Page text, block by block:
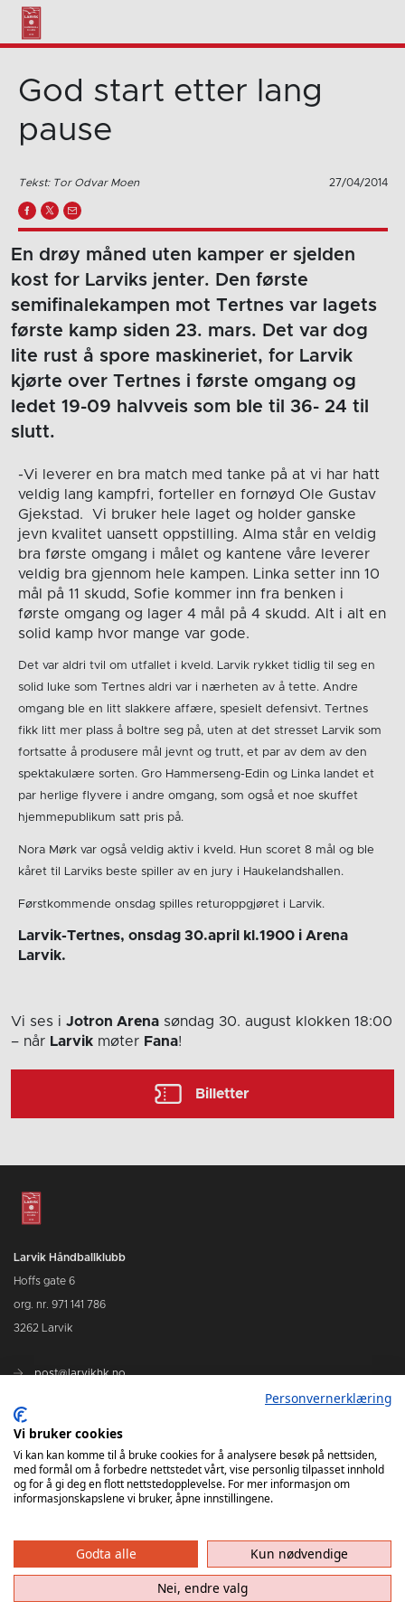
God start etter lang
pause
Tekst: Tor Odvar Moen 27/04/2014
En drøy måned uten kamper er sjelden
kost for Larviks jenter. Den første
semifinalekampen mot Tertnes var lagets
første kamp siden 23. mars. Det var dog
lite rust å spore maskineriet, for Larvik
kjørte over Tertnes i første omgang og
ledet 19-09 halvveis som ble til 36- 24 til
slutt.
-Vi leverer en bra match med tanke på at vi har hatt
veldig lang kampfri, forteller en fornøyd Ole Gustav
Gjekstad. Vi bruker hele laget og holder ganske
jevn kvalitet uansett oppstilling. Alma står en veldig
bra første omgang i målet og kantene våre leverer
veldig bra gjennom hele kampen. Linka setter inn 10
mål på 11 skudd, Sofie kommer inn fra benken i
første omgang og lager 4 mål på 4 skudd. Alt i alt en
solid kamp hvor mange var gode.
Det var aldri tvil om utfallet i kveld. Larvik rykket tidlig til seg en
solid luke som Tertnes aldri var i nærheten av å tette. Andre
omgang ble en litt slakkere affære, spesielt defensivt. Tertnes
fikk litt mer plass å boltre seg på, uten at det stresset Larvik som
fortsatte å produsere mål jevnt og trutt, et par av dem av den
spektakulære sorten. Gro Hammerseng-Edin og Linka landet et
par herlige flyvere i andre omgang, som også et noe skuffet
hjemmepublikum satt pris på.
Nora Mørk var også veldig aktiv i kveld. Hun scoret 8 mål og ble
kåret til Larviks beste spiller av en jury i Haukelandshallen.
Førstkommende onsdag spilles returoppgjøret i Larvik.
Larvik-Tertnes, onsdag 30.april kl.1900 i Arena
Larvik.
Vi ses i Jotron Arena søndag 30. august klokken 18:00
– når Larvik møter Fana!
Billetter
Larvik Håndballklubb
Hoffs gate 6
org. nr. 971 141 786
3262 Larvik
post@larvikhk.no
Personvernerklæring
Vi bruker cookies
Vi kan kan komme til å bruke cookies for å analysere besøk på nettsiden,
med formål om å forbedre nettstedet vårt, vise personlig tilpasset innhold
og for å gi deg en flott nettstedopplevelse. For mer informasjon om
informasjonskapslene vi bruker, åpne innstillingene.
Godta alle
Kun nødvendige
Nei, endre valg